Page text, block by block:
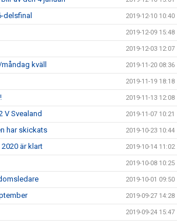
delsfinal 2019-12-10 10:40
2019-12-09 15:48
2019-12-03 12:07
kväll 2019-11-20 08:36
2019-11-19 18:18
2019-11-13 12:08
V Svealand 2019-11-07 10:21
har skickats 2019-10-23 10:44
är klart 2019-10-14 11:02
2019-10-08 10:25
2019-10-01 09:50
2019-09-27 14:28
2019-09-24 15:47